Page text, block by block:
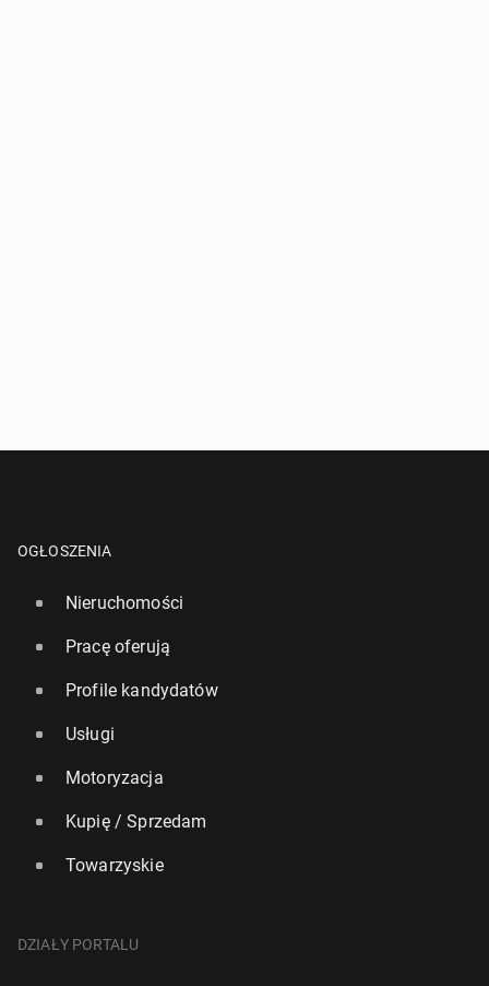
OGŁOSZENIA
Nieruchomości
Pracę oferują
Profile kandydatów
Usługi
Motoryzacja
Kupię / Sprzedam
Towarzyskie
DZIAŁY PORTALU